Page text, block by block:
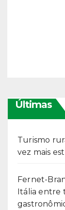
Últimas
Turismo
vez mais
Fernet-
Itália entre